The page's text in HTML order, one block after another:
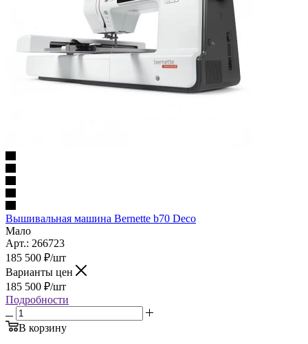
Вышивальная машина Bernette b70 Deco
Мало
Арт.: 266723
185 500 ₽/шт
Варианты цен
185 500 ₽/шт
Подробности
В корзину